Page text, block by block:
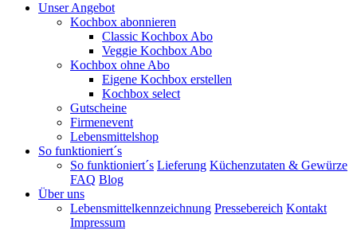
Unser Angebot
Kochbox abonnieren
Classic Kochbox Abo
Veggie Kochbox Abo
Kochbox ohne Abo
Eigene Kochbox erstellen
Kochbox select
Gutscheine
Firmenevent
Lebensmittelshop
So funktioniert´s
So funktioniert´s Lieferung Küchenzutaten & Gewürze
FAQ Blog
Über uns
Lebensmittelkennzeichnung Pressebereich Kontakt
Impressum